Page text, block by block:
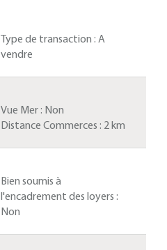
Type de transaction : A
vendre
Vue Mer : Non
Distance Commerces : 2 km
Bien soumis à
l'encadrement des loyers :
Non